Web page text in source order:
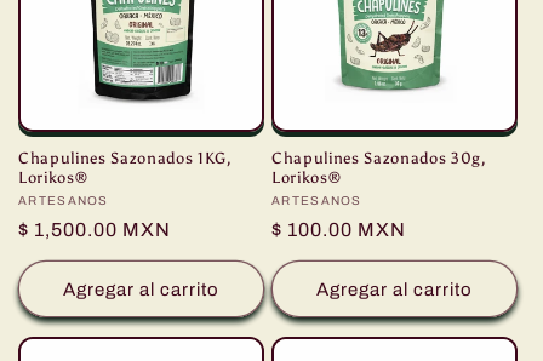
Chapulines Sazonados 1KG,
Lorikos®
Proveedor:
ARTESANOS
Precio
habitual
$ 1,500.00 MXN
Agregar al carrito
Chapulines Sazonados 30g,
Lorikos®
Proveedor:
ARTESANOS
Precio
habitual
$ 100.00 MXN
Agregar al carrito